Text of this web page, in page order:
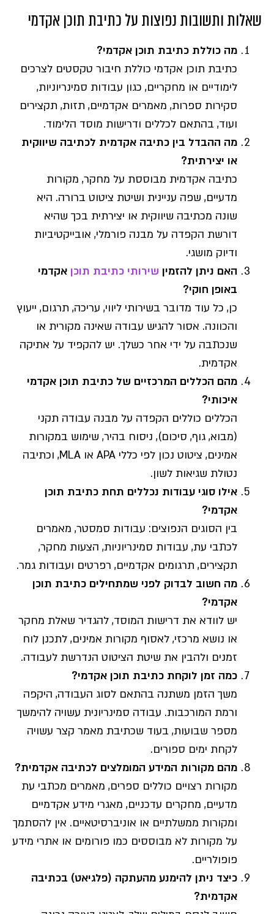
שאלות ותשובות נפוצות על כתיבת תוכן אקדמי
מה כוללת כתיבת תוכן אקדמי?
כתיבת תוכן אקדמי כוללת חיבור טקסטים לצרכים
לימודיים או מחקריים, כגון עבודות סמינריוניות,
סקירות ספרות, מאמרים אקדמיים, תזות, תקצירים
ועוד, בהתאם לכללים ודרישות מוסד הלימוד.
מה ההבדל בין כתיבה אקדמית לכתיבה שיווקית
או יצירתית?
כתיבה אקדמית מבוססת על מחקר, מקורות
מדעיים, שפה עניינית ושיטת ציטוט ברורה. היא
שונה מכתיבה שיווקית או יצירתית בכך שהיא
דורשת הקפדה על מבנה פורמלי, אובייקטיביות
ודיוק מושגי.
האם ניתן להזמין שירותי כתיבת תוכן אקדמי
באופן חוקי?
כן, כל עוד מדובר בשירותי ליווי, עריכה, תרגום, ייעוץ
והכוונה. אסור להגיש עבודה שאינה מקורית או
שנכתבה על ידי אחר כשלך. יש להקפיד על אתיקה
אקדמית.
מהם הכללים המרכזיים של כתיבת תוכן אקדמי
איכותי?
הכללים כוללים הקפדה על מבנה עבודה תקני
(מבוא, גוף, סיכום), ניסוח בהיר, שימוש במקורות
אמינים, ציטוט נכון לפי כללי APA או MLA, וכתיבה
נטולת שגיאות לשון.
אילו סוגי עבודות נכללים תחת כתיבת תוכן
אקדמי?
בין הסוגים הנפוצים: עבודות סמסטר, מאמרים
לכתבי עת, עבודות סמינריוניות, הצעות מחקר,
תקצירים, תרגומים אקדמיים, רפרטים ועבודות גמר.
מה חשוב לבדוק לפני שמתחילים כתיבת תוכן
אקדמי?
יש לוודא את דרישות המוסד, להגדיר שאלת מחקר
או נושא מרכזי, לאסוף מקורות אמינים, לתכנן לוח
זמנים ולהבין את שיטת הציטוט הנדרשת לעבודה.
כמה זמן לוקחת כתיבת תוכן אקדמי?
משך הזמן משתנה בהתאם לסוג העבודה, היקפה
ורמת המורכבות. עבודה סמינריונית עשויה להימשך
מספר שבועות, בעוד שכתיבת מאמר קצר עשויה
לקחת ימים ספורים.
מהם מקורות המידע המומלצים לכתיבה אקדמית?
מקורות רצויים כוללים ספרים, מאמרים מכתבי עת
מדעיים, מחקרים עדכניים, מאגרי מידע אקדמיים
ומקורות ממשלתיים או אוניברסיטאיים. אין להסתמך
על מקורות לא מבוססים כמו פורומים או אתרי מידע
פופולריים.
כיצד ניתן להימנע מהעתקה (פלגיאט) בכתיבה
אקדמית?